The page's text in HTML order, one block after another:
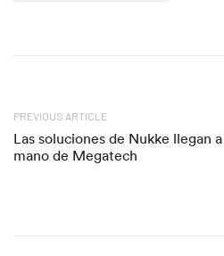
PREVIOUS ARTICLE
Las soluciones de Nukke llegan
mano de Megatech